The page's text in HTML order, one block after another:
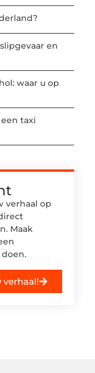
en
waar u op
taxi
verhaal op
Maak